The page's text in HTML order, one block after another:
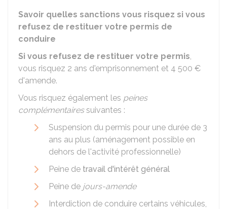
Savoir quelles sanctions vous risquez si vous
refusez de restituer votre permis de
conduire
Si vous refusez de restituer votre permis,
vous risquez 2 ans d'emprisonnement et 4 500 €
d'amende.
Vous risquez également les peines
complémentairessuivantes :
Suspension du permis pour une durée de 3
ans au plus (aménagement possible en
dehors de l'activité professionnelle)
Peine de travail d'intérêt général
Peine de jours-amende
Interdiction de conduire certains véhicules,